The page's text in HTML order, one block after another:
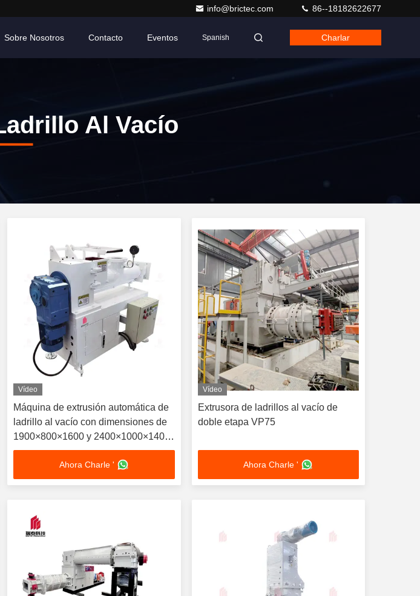
info@brictec.com 86--18182622677
Sobre Nosotros Contacto Eventos Spanish Charlar
Al Vacío
Vídeo
Máquina de extrusión automática de
ladrillo al vacío con dimensiones de
1900×800×1600 y 2400×1000×1400
para uso en laboratorio y garantía de
Ahora Charle '
Vídeo
Extrusora de ladrillos al vacío de
doble etapa VP75
Ahora Charle '